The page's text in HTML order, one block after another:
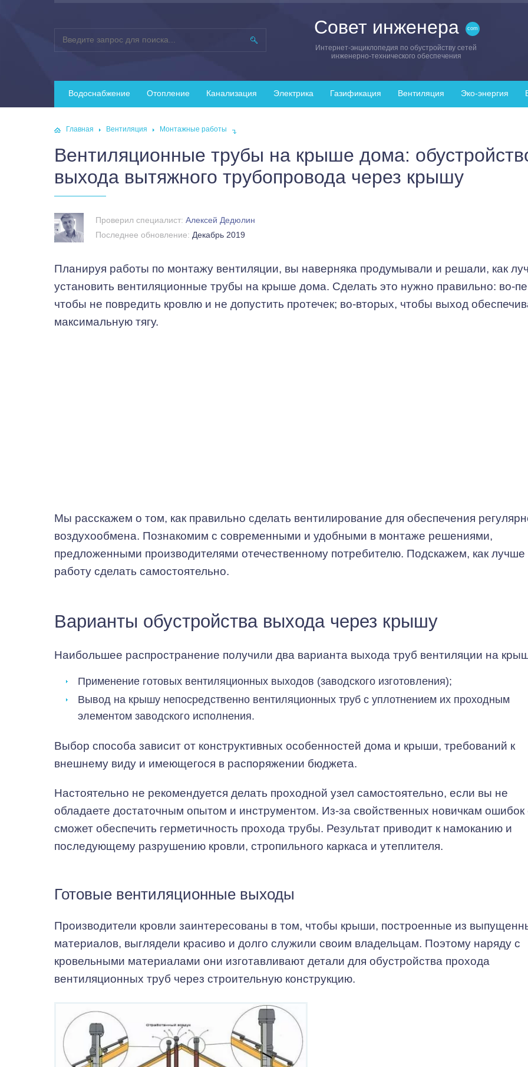
Совет инженера
Интернет-энциклопедия по обустройству сетей
инженерно-технического обеспечения
Водоснабжение Отопление Канализация Электрика Газификация Вентиляция Эко-энергия
Главная Вентиляция Монтажные работы
Вентиляционные трубы на крыше дома:
выхода вытяжного трубопровода через крышу
Проверил специалист: Алексей Дедюлин
Последнее обновление: Декабрь 2019
Планируя работы по монтажу вентиляции, вы наверняка продумывали и решали, как
установить вентиляционные трубы на крыше дома. Сделать это нужно правильно: во-
чтобы не повредить кровлю и не допустить протечек; во-вторых, чтобы выход
максимальную тягу.
Мы расскажем о том, как правильно сделать вентилирование для обеспечения
воздухообмена. Познакомим с современными и удобными в монтаже решениями,
предложенными производителями отечественному потребителю. Подскажем, как лучше
работу сделать самостоятельно.
Варианты обустройства выхода через крышу
Наибольшее распространение получили два варианта выхода труб вентиляции на
Применение готовых вентиляционных выходов (заводского изготовления);
Вывод на крышу непосредственно вентиляционных труб с уплотнением их проходным
элементом заводского исполнения.
Выбор способа зависит от конструктивных особенностей дома и крыши, требований к
внешнему виду и имеющегося в распоряжении бюджета.
Настоятельно не рекомендуется делать проходной узел самостоятельно, если вы не
обладаете достаточным опытом и инструментом. Из-за свойственных новичкам ошибок
сможет обеспечить герметичность прохода трубы. Результат приводит к намоканию и
последующему разрушению кровли, стропильного каркаса и утеплителя.
Готовые вентиляционные выходы
Производители кровли заинтересованы в том, чтобы крыши, построенные из
материалов, выглядели красиво и долго служили своим владельцам. Поэтому наряду с
кровельными материалами они изготавливают детали для обустройства прохода
вентиляционных труб через строительную конструкцию.